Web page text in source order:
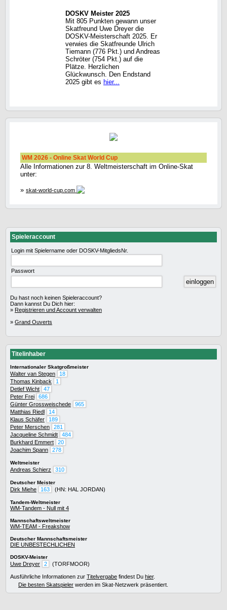
DOSKV Meister 2025
Mit 805 Punkten gewann unser
Skatfreund Uwe Dreyer die
DOSKV-Meisterschaft 2025. Er
verwies die Skatfreunde Ulrich
Tiemann (776 Pkt.) und Andreas
Schröter (754 Pkt.) auf die
Plätze. Herzlichen
Glückwunsch. Den Endstand
2025 gibt es hier...
WM 2026 - Online Skat World Cup
Alle Informationen zur 8. Weltmeisterschaft im Online-Skat
unter:
» skat-world-cup.com
Spieleraccount
Login mit Spielername oder DOSKV-MitgliedsNr.
Passwort
Du hast noch keinen Spieleraccount?
Dann kannst Du Dich hier:
» Registrieren und Account verwalten
» Grand Ouverts
Titelinhaber
Internationaler Skatgroßmeister
Walter van Stegen
18
Thomas Kinback
1
Detlef Wicht
47
Peter Frei
686
Günter Grossweischede
965
Matthias Riedl
14
Klaus Schäfer
189
Peter Merschen
281
Jacqueline Schmidt
484
Burkhard Emmert
20
Joachim Spann
278
Weltmeister
Andreas Schierz 310
Deutscher Meister
Dirk Miehe 163 (HN: HAL JORDAN)
Tandem-Weltmeister
WM-Tandem - Null mit 4
Mannschaftsweltmeister
WM-TEAM - Freakshow
Deutscher Mannschaftsmeister
DIE UNBESTECHLICHEN
DOSKV-Meister
Uwe Dreyer 2 (TORFMOOR)
Ausführliche Informationen zur Titelvergabe findest Du hier.
Die besten Skatspieler werden im Skat-Netzwerk präsentiert.